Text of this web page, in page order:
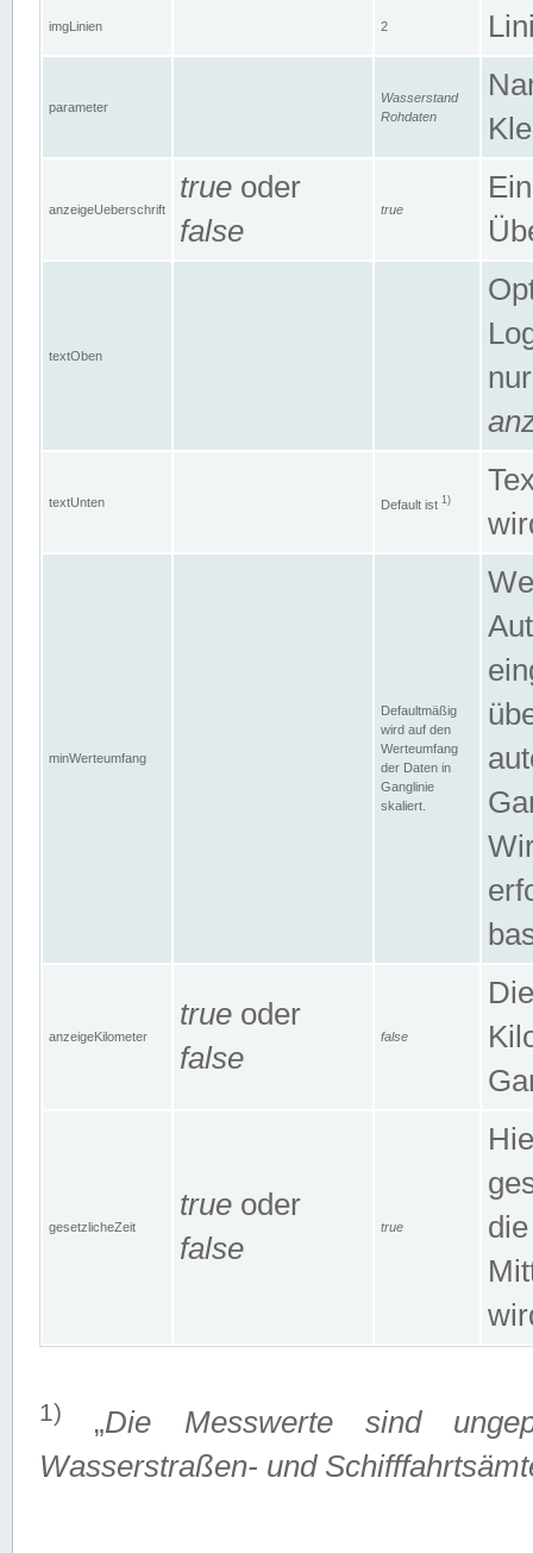
imgLinien 2
parameter
Wasserstand
Rohdaten
anzeigeUeberschrift
true oder
false
true
textOben
textUnten Default ist 1)
minWerteumfang
Defaultmäßig
wird auf den
Werteumfang
der Daten in
Ganglinie
skaliert.
anzeigeKilometer
true oder
false
false
gesetzlicheZeit
true oder
false
true
1) „Die Messwerte sind
Wasserstraßen- und